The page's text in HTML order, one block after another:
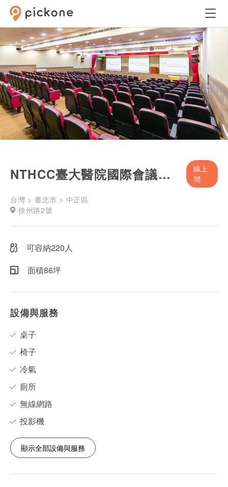
NTHCC臺大醫院國際會議中心 301廳
線上
問
台灣 > 臺北市 > 中正區
徐州路2號
可容納220人
面積86坪
設備與服務
桌子
椅子
冷氣
廁所
無線網路
投影機
顯示全部設備與服務